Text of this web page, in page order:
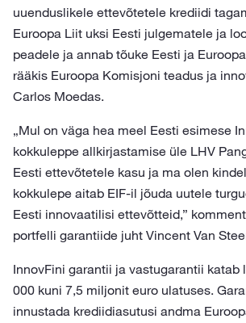
uuenduslikele ettevõtetele krediidi
Euroopa Liit uksi Eesti julgematele ja
peadele ja annab tõuke Eesti ja
rääkis Euroopa Komisjoni teadus ja
Carlos Moedas.
„Mul on väga hea meel Eesti esimese
kokkuleppe allkirjastamise üle LHV
Eesti ettevõtetele kasu ja ma olen
kokkulepe aitab EIF-il jõuda uutele
Eesti innovaatilisi ettevõtteid,”
portfelli garantiide juht Vincent Van
InnovFini garantii ja vastugarantii katab
000 kuni 7,5 miljonit euro ulatuses.
innustada krediidiasutusi andma